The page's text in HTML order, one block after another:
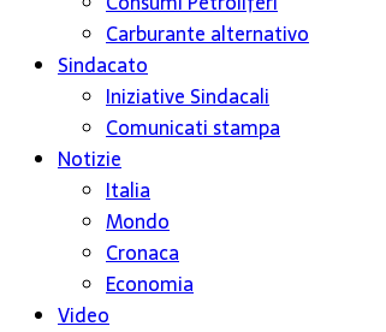
Carburante alternativo
Sindacato
Iniziative Sindacali
Comunicati stampa
Notizie
Italia
Mondo
Cronaca
Economia
Video